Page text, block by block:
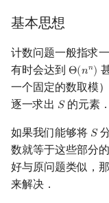
格式手册
数学符号表
F.A.Q.
致谢
学习资源
技巧
出题
命令行编译与调试
编译器
WSL (Windows 10)
Testlib
Polygon
C++ 与其他常用语言
Pascal 转 C++ 急救
Python 速成
Java 进阶
递归 & 分治
贪心
排序
二分
倍增
启发式搜索
A*
迭代加深搜索
回溯法
Dancing Links
例题
解法 1
解法 2
Slope Trick 优化
WQS 二分
状态设计优化
字符串哈希
字典树 (Trie)
前缀函数与 KMP 算法
Z 函数（扩展 KMP）
AC 自动机
二进制集合操作
高精度计算
快速幂
弧度制与坐标系
复数
哈希表
并查集
堆
单调栈
单调队列
BFS（图论）
树上问题
有向无环图
最短路问题
生成树问题
Pick 定理
三角剖分
凸包
旋转卡壳
半平面交
分数规划
随机化
悬线法
计算理论基础
字节顺序
基本思想
计数问题一般指求
有时会达到 Θ(𝑛𝑛)
Θ(nn)
一个固定的数取模
逐一求出 𝑆
S的元素．
如果我们能够将 𝑆
S
数就等于这些部分
好与原问题类似，
来解决．